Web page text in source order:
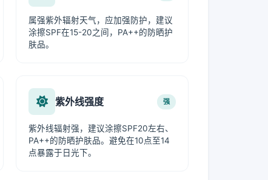
属强紫外辐射天气，应加强防护，建议
涂擦SPF在15-20之间，PA++的防晒护
肤品。
紫外线强度 强
紫外线辐射强，建议涂擦SPF20左右、
PA++的防晒护肤品。避免在10点至14
点暴露于日光下。